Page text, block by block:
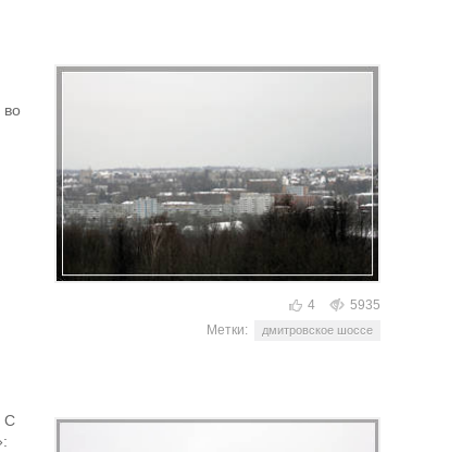
во
4
5935
Метки:
дмитровское шоссе
С